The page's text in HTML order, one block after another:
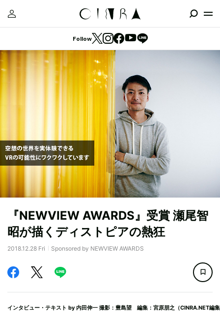
Follow
『NEWVIEW AWARDS』受賞 瀬尾智
昭が描くディストピアの熱狂
2018.12.28 Fri Sponsored by NEWVIEW AWARDS
インタビュー・テキスト by 内田伸一 撮影：豊島望 編集：宮原朋之（CINRA.NET編